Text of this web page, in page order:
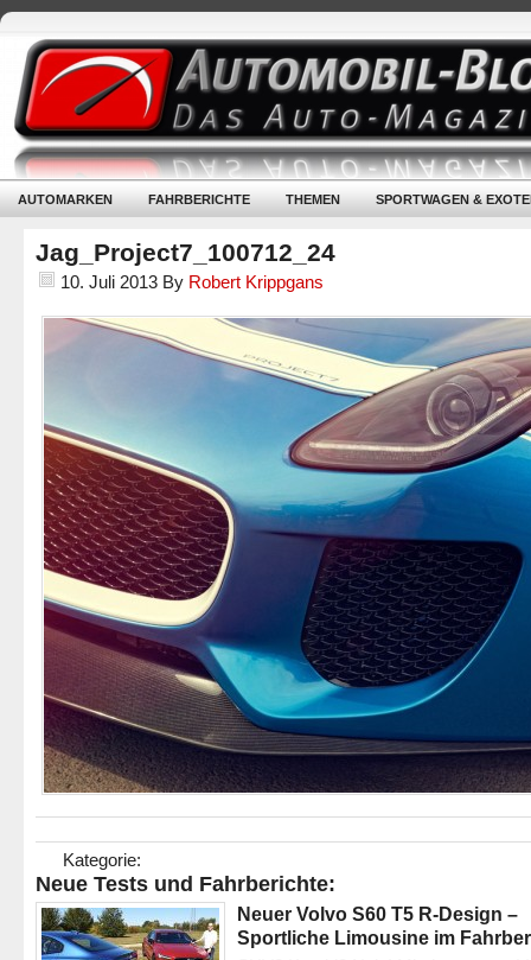
AUTOMARKEN FAHRBERICHTE THEMEN SPORTWAGEN &
Jag_Project7_100712_24
10. Juli 2013 By Robert Krippgans
Kategorie:
Neue Tests und Fahrberichte:
Neuer Volvo S60 T5 R-Design –
Sportliche Limousine im